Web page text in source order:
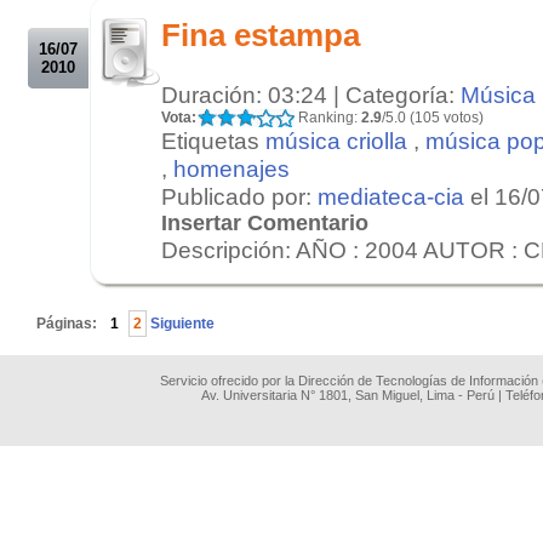
16/07
2010
Fina estampa
Duración: 03:24 | Categoría: Música
Vota: Ranking: 2.9/5.0 (105 votos)
Etiquetas música criolla , música
, homenajes
Publicado por: mediateca-cia el 16/
Insertar Comentario
Descripción: AÑO : 2004 AUTOR :
Páginas: 1 2 Siguiente
Servicio ofrecido por la Dirección de Tecnologías de
Av. Universitaria N° 1801, San Miguel, Lima - Perú |